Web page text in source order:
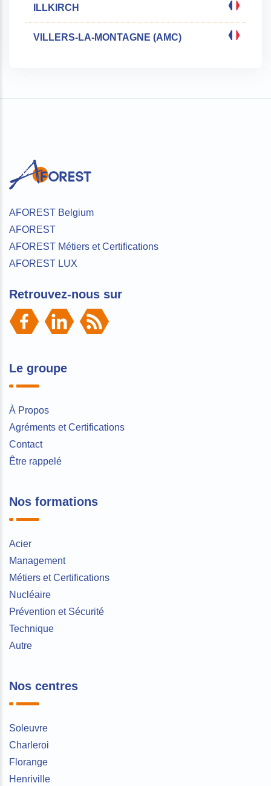
ILLKIRCH
VILLERS-LA-MONTAGNE (AMC)
AFOREST Belgium
AFOREST
AFOREST Métiers et Certifications
AFOREST LUX
Retrouvez-nous sur
Le groupe
À Propos
Agréments et Certifications
Contact
Être rappelé
Nos formations
Acier
Management
Métiers et Certifications
Nucléaire
Prévention et Sécurité
Technique
Autre
Nos centres
Soleuvre
Charleroi
Florange
Henriville